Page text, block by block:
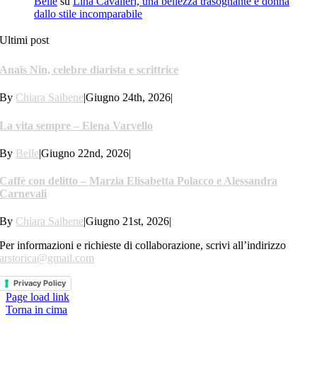
dallo stile incomparabile
Ultimi post
Anaïs Nin, celebre diarista e scrittrice
By Chiara Saibene|Giugno 24th, 2026|
La vita sempre – Elena Varvello
By Belle|Giugno 22nd, 2026|
Caffè con delitto – Marzia Elisabetta Polacco e Alessandra
Carnevali
By Chiara Saibene|Giugno 21st, 2026
Per informazioni e richieste di collaborazione, scrivi all’indirizzo
arstorica@gmail.com
Privacy Policy
Page load link
Torna in cima